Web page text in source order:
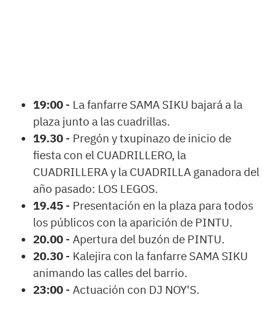
19:00 - La fanfarre SAMA SIKU bajará a la
plaza junto a las cuadrillas.
19.30 - Pregón y txupinazo de inicio de
fiesta con el CUADRILLERO, la
CUADRILLERA y la CUADRILLA ganadora del
año pasado: LOS LEGOS.
19.45 - Presentación en la plaza para todos
los públicos con la aparición de PINTU.
20.00 - Apertura del buzón de PINTU.
20.30 - Kalejira con la fanfarre SAMA SIKU
animando las calles del barrio.
23:00 - Actuación con DJ NOY'S.